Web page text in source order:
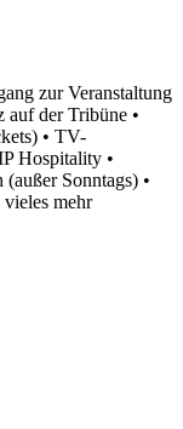
zur Veranstaltung
der Tribüne •
• TV-
Hospitality •
Sonntags) •
mehr